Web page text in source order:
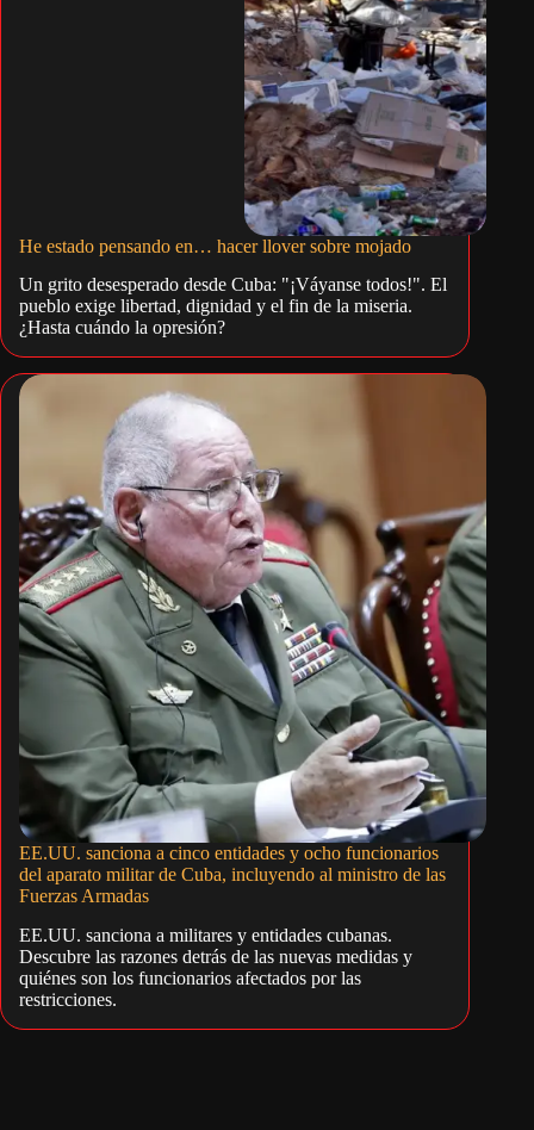
He estado pensando en… hacer llover sobre mojado
Un grito desesperado desde Cuba: "¡Váyanse todos!". El
pueblo exige libertad, dignidad y el fin de la miseria.
¿Hasta cuándo la opresión?
EE.UU. sanciona a cinco entidades y ocho funcionarios
del aparato militar de Cuba, incluyendo al ministro de las
Fuerzas Armadas
EE.UU. sanciona a militares y entidades cubanas.
Descubre las razones detrás de las nuevas medidas y
quiénes son los funcionarios afectados por las
restricciones.